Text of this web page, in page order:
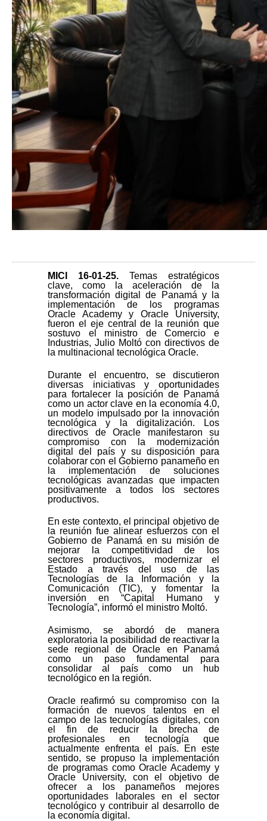
MICI 16-01-25. Temas estratégicos
clave, como la aceleración de la
transformación digital de Panamá y la
implementación de los programas
Oracle Academy y Oracle University,
fueron el eje central de la reunión que
sostuvo el ministro de Comercio e
Industrias, Julio Moltó con directivos de
la multinacional tecnológica Oracle.
Durante el encuentro, se discutieron
diversas iniciativas y oportunidades
para fortalecer la posición de Panamá
como un actor clave en la economía 4.0,
un modelo impulsado por la innovación
tecnológica y la digitalización. Los
directivos de Oracle manifestaron su
compromiso con la modernización
digital del país y su disposición para
colaborar con el Gobierno panameño en
la implementación de soluciones
tecnológicas avanzadas que impacten
positivamente a todos los sectores
productivos.
En este contexto, el principal objetivo de
la reunión fue alinear esfuerzos con el
Gobierno de Panamá en su misión de
mejorar la competitividad de los
sectores productivos, modernizar el
Estado a través del uso de las
Tecnologías de la Información y la
Comunicación (TIC), y fomentar la
inversión en “Capital Humano y
Tecnología”, informó el ministro Moltó.
Asimismo, se abordó de manera
exploratoria la posibilidad de reactivar la
sede regional de Oracle en Panamá
como un paso fundamental para
consolidar al país como un hub
tecnológico en la región.
Oracle reafirmó su compromiso con la
formación de nuevos talentos en el
campo de las tecnologías digitales, con
el fin de reducir la brecha de
profesionales en tecnología que
actualmente enfrenta el país. En este
sentido, se propuso la implementación
de programas como Oracle Academy y
Oracle University, con el objetivo de
ofrecer a los panameños mejores
oportunidades laborales en el sector
tecnológico y contribuir al desarrollo de
la economía digital.